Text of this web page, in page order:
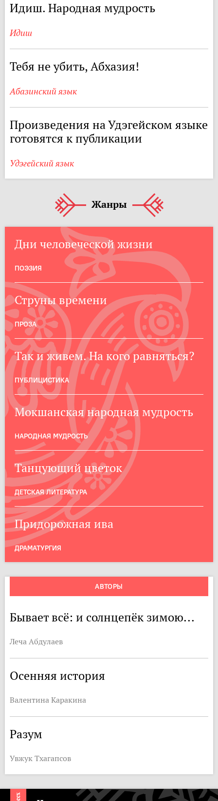
Идиш. Народная мудрость
Идиш
Тебя не убить, Абхазия!
Абазинский язык
Произведения на Удэгейском языке
готовятся к публикации
Удэгейский язык
Жанры
Дни человеческой жизни
ПОЭЗИЯ
Струны времени
ПРОЗА
Так и живем. На кого равняться?
ПУБЛИЦИСТИКА
Мокшанская народная мудрость
НАРОДНАЯ МУДРОСТЬ
Танцующий цветок
ДЕТСКАЯ ЛИТЕРАТУРА
Придорожная ива
ДРАМАТУРГИЯ
АВТОРЫ
Бывает всё: и солнцепёк зимою...
Леча Абдулаев
Осенняя история
Валентина Каракина
Разум
Увжук Тхагапсов